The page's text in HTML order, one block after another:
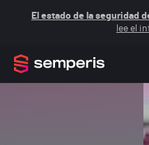
El estado de la seguridad
lee el